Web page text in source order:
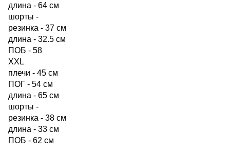
длина - 64 см
шорты -
резинка - 37 см
длина - 32.5 см
ПОБ - 58
XXL
плечи - 45 см
ПОГ - 54 см
длина - 65 см
шорты -
резинка - 38 см
длина - 33 см
ПОБ - 62 cм